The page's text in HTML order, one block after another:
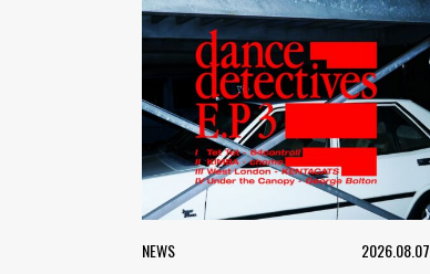
NEWS 2026.08.07